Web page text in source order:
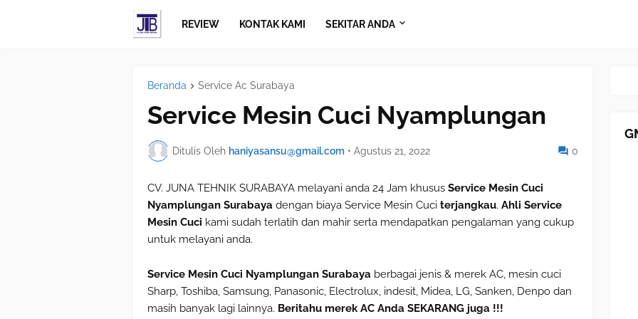
REVIEW KONTAK KAMI SEKITAR ANDA
Beranda Service Ac Surabaya
Service Mesin Cuci Nyamplungan
Ditulis Oleh haniyasansu@gmail.com • Agustus 21, 2022 0
CV. JUNA TEHNIK SURABAYA melayani anda 24 Jam khusus Service Mesin Cuci
Nyamplungan Surabaya dengan biaya Service Mesin Cuci terjangkau. Ahli Service
Mesin Cuci kami sudah terlatih dan mahir serta mendapatkan pengalaman yang cukup
untuk melayani anda.
Service Mesin Cuci Nyamplungan Surabaya berbagai jenis & merek AC, mesin cuci
Sharp, Toshiba, Samsung, Panasonic, Electrolux, indesit, Midea, LG, Sanken, Denpo dan
masih banyak lagi lainnya. Beritahu merek AC Anda SEKARANG juga !!!